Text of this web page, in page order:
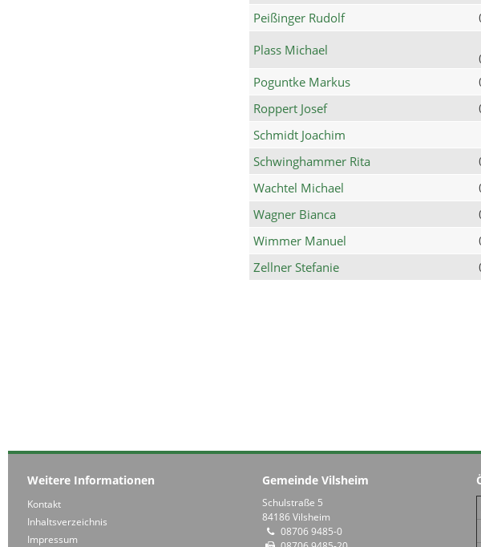
Peißinger Rudolf
Plass Michael
Poguntke Markus
Roppert Josef
Schmidt Joachim
Schwinghammer Rita
Wachtel Michael
Wagner Bianca
Wimmer Manuel
Zellner Stefanie
Weitere Informationen
Kontakt
Inhaltsverzeichnis
Impressum
Gemeinde Vilsheim
Schulstraße 5
84186 Vilsheim
08706 9485-0